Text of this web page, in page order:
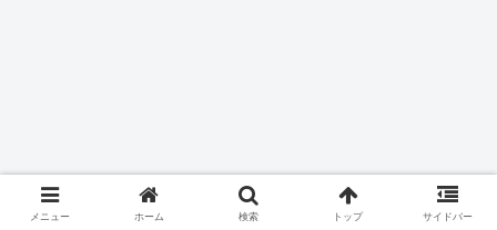
メニュー ホーム 検索 トップ サイドバー